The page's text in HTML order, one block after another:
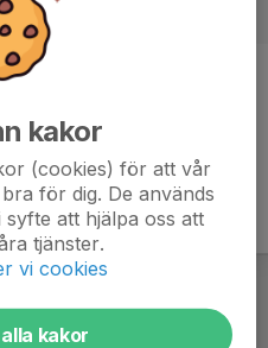
kakor
(cookies) för att vår
för dig. De används
att hjälpa oss att
tjänster.
vi cookies
kakor